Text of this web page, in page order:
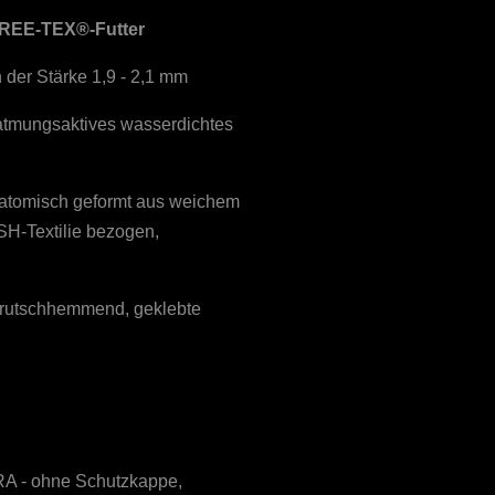
TEX®-Futter
der Stärke 1,9 - 2,1 mm
wasserdichtes
geformt aus weichem
Textilie bezogen,
geklebte
- ohne Schutzkappe,